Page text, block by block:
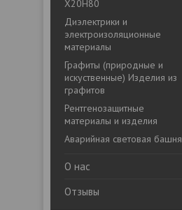
Х20Н80
Диэлектрики и
электроизоляционные
материалы
Графиты (природные и
искуственные) Изделия из
графитов
Рентгенозащитные
материалы и изделия
Аварийная световая башня
О нас
Отзывы